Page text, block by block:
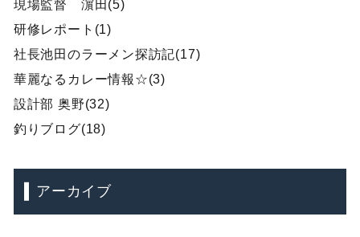
現場監督 濵田(5)
研修レポート(1)
社長池田のラーメン探訪記(17)
華麗なるカレー情報☆(3)
設計部 奥野(32)
釣りブログ(18)
アーカイブ